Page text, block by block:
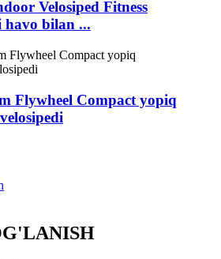
Velosiped Fitness
havo bilan ...
Flywheel Compact yopiq